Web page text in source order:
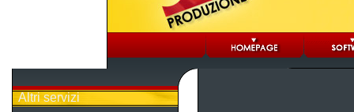
Altri servizi